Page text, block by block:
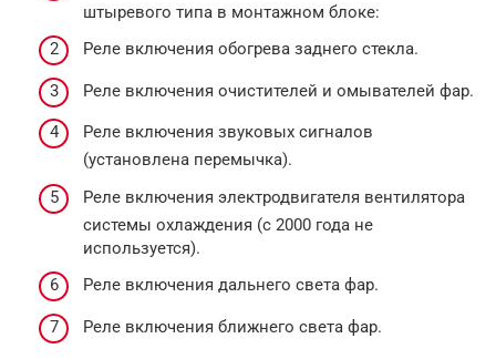
штыревого типа в мон­тажном блоке:
Реле включения обогрева заднего стекла.
Реле включения очистителей и омывателей фар.
Реле включения звуковых сигналов
(установлена перемычка).
Реле включения электродвигателя вентилятора
системы охлаждения (с 2000 года не
используется).
Реле включения дальнего света фар.
Реле включения ближнего света фар.